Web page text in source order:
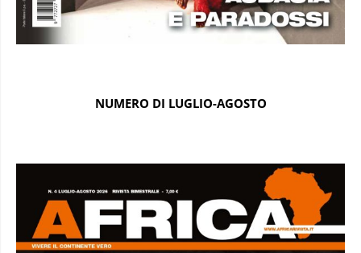
NUMERO DI LUGLIO-AGOSTO